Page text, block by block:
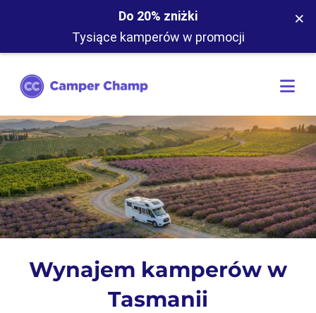
Do 20% zniżki
Tysiące kamperów w promocji
×
Wynajem kamperów w
Tasmanii